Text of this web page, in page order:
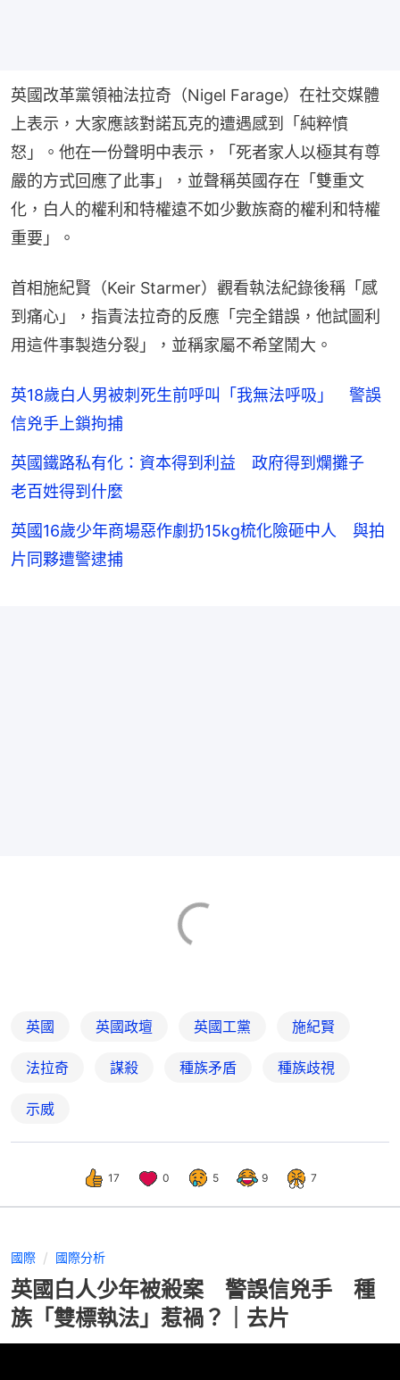
英國改革黨領袖法拉奇（Nigel Farage）在社交媒體
上表示，大家應該對諾瓦克的遭遇感到「純粹憤
怒」。他在一份聲明中表示，「死者家人以極其有尊
嚴的方式回應了此事」，並聲稱英國存在「雙重文
化，白人的權利和特權遠不如少數族裔的權利和特權
重要」。
首相施紀賢（Keir Starmer）觀看執法紀錄後稱「感
到痛心」，指責法拉奇的反應「完全錯誤，他試圖利
用這件事製造分裂」，並稱家屬不希望鬧大。
英18歲白人男被刺死生前呼叫「我無法呼吸」 警誤
信兇手上鎖拘捕
英國鐵路私有化：資本得到利益 政府得到爛攤子
老百姓得到什麼
英國16歲少年商場惡作劇扔15kg梳化險砸中人 與拍
片同夥遭警逮捕
英國 英國政壇 英國工黨 施紀賢
法拉奇 謀殺 種族矛盾 種族歧視
示威
17 0 5 9 7
國際 國際分析
英國白人少年被殺案 警誤信兇手 種
族「雙標執法」惹禍？｜去片